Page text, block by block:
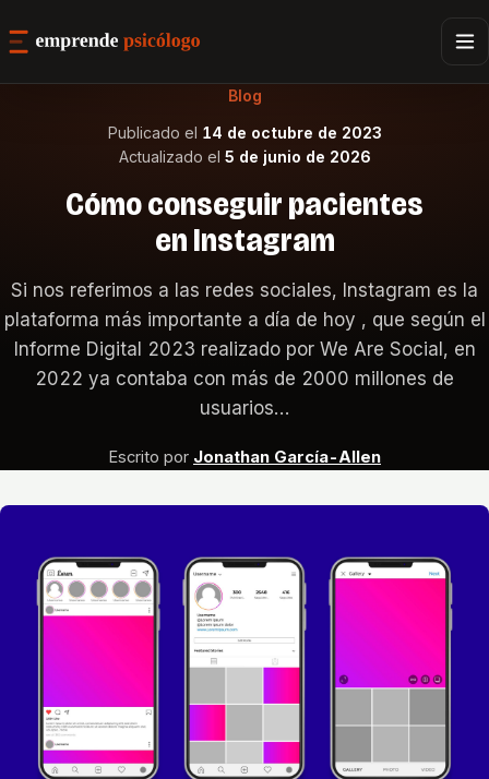
Blog
Publicado el 14 de octubre de 2023
Actualizado el 5 de junio de 2026
Cómo conseguir pacientes
en Instagram
Si nos referimos a las redes sociales, Instagram es la
plataforma más importante a día de hoy , que según el
Informe Digital 2023 realizado por We Are Social, en
2022 ya contaba con más de 2000 millones de
usuarios…
Escrito por Jonathan García-Allen